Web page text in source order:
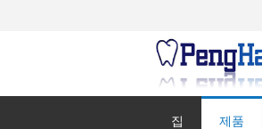
집 제품